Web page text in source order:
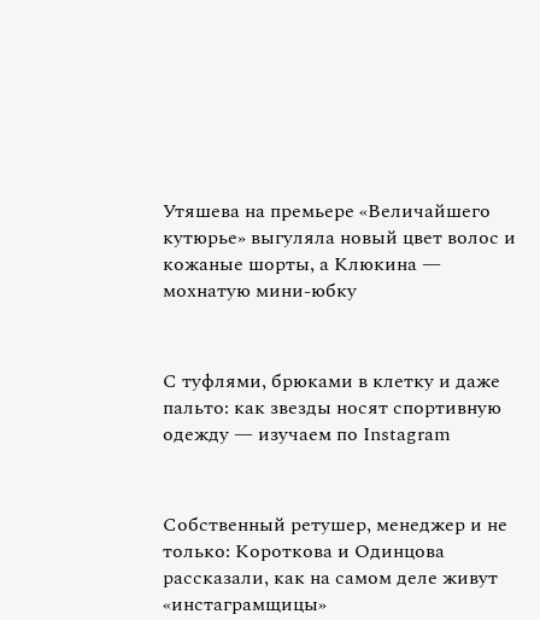
Утяшева на премьере «Величайшего
кутюрье» выгуляла новый цвет волос и
кожаные шорты, а Клюкина —
мохнатую мини-юбку
С туфлями, брюками в клетку и даже
пальто: как звезды носят спортивную
одежду — изучаем по Instagram
Собственный ретушер, менеджер и не
только: Короткова и Одинцова
рассказали, как на самом деле живут
«инстаграмщицы»